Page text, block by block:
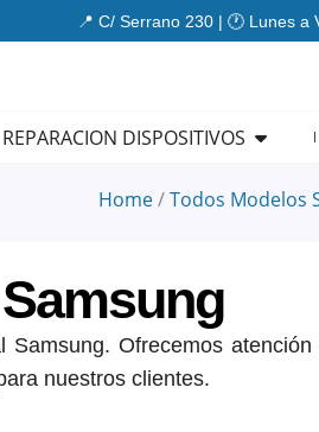
📍 C/ Serrano 230 | 🕐 Lunes
MOVILES
REPARACION DISPOSITIVOS Open
Home/Todos Modelos
Samsung. Ofrecemos
nuestros clientes.